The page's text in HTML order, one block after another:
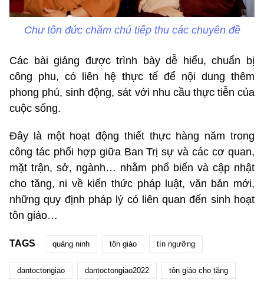
Chư tôn đức chăm chú tiếp thu các chuyên đề
Các bài giảng được trình bày dễ hiểu, chuẩn bị
công phu, có liên hệ thực tế để nội dung thêm
phong phú, sinh động, sát với nhu cầu thực tiễn của
cuộc sống.
Đây là một hoạt động thiết thực hàng năm trong
công tác phối hợp giữa Ban Trị sự và các cơ quan,
mặt trận, sở, ngành… nhằm phổ biến và cập nhật
cho tăng, ni về kiến thức pháp luật, văn bản mới,
những quy định pháp lý có liên quan đến sinh hoạt
tôn giáo…
TAGS quảng ninh tôn giáo tín ngưỡng
dantoctongiao dantoctongiao2022 tôn giáo cho tăng